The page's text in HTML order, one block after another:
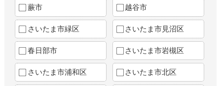
蕨市 越谷市
さいたま市緑区 さいたま市見沼区
春日部市 さいたま市岩槻区
さいたま市浦和区 さいたま市北区